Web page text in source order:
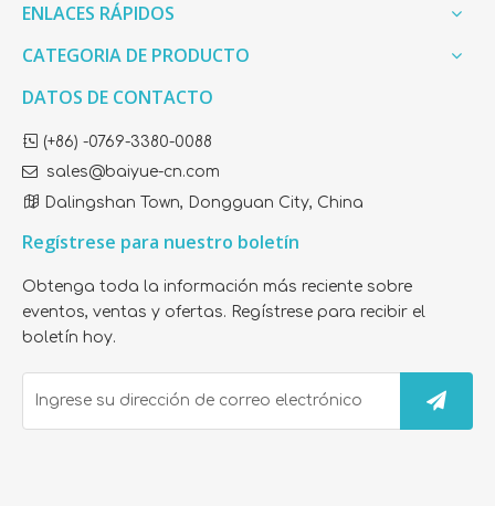
Anterior:
Siguiente:
Relleno de fibra ecológico
Relleno de fibra de silicona ecológico
Envases rellenos de fibra respetuosos con el medio
Embalaje de relleno de fibra de silicona respetuoso
con el medio ambiente.
Relleno de fibra para embalaje
ENLACES RÁPIDOS
CATEGORIA DE PRODUCTO
DATOS DE CONTACTO
 (+86) -0769-3380-0088
 sales@baiyue-cn.com
 Dalingshan Town, Dongguan City, China
Regístrese para nuestro boletín
Obtenga toda la información más reciente sobre
eventos, ventas y ofertas. Regístrese para recibir el
boletín hoy.